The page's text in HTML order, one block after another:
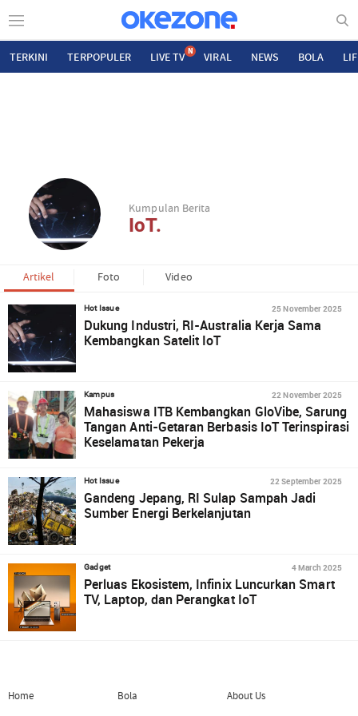
TERKINI TERPOPULER LIVE TV N VIRAL NEWS BOLA
Kumpulan Berita
IoT.
Artikel Foto Video
Hot Issue 25 November 2025
Dukung Industri, RI-Australia Kerja Sama
Kembangkan Satelit IoT
Kampus 22 November 2025
Mahasiswa ITB Kembangkan GloVibe, Sarung
Tangan Anti-Getaran Berbasis IoT Terinspirasi
Keselamatan Pekerja
Hot Issue 22 September 2025
Gandeng Jepang, RI Sulap Sampah Jadi
Sumber Energi Berkelanjutan
Gadget 4 March 2025
Perluas Ekosistem, Infinix Luncurkan Smart
TV, Laptop, dan Perangkat IoT
Home
Bola
About Us